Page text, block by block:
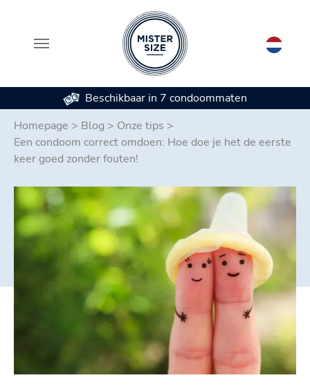
Beschikbaar in 7 condoommaten
Homepage > Blog > Onze tips >
Een condoom correct omdoen: Hoe doe je het de eerste
keer goed zonder fouten!